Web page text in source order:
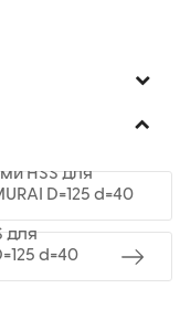
HSS для
D=125 d=40
для
d=40